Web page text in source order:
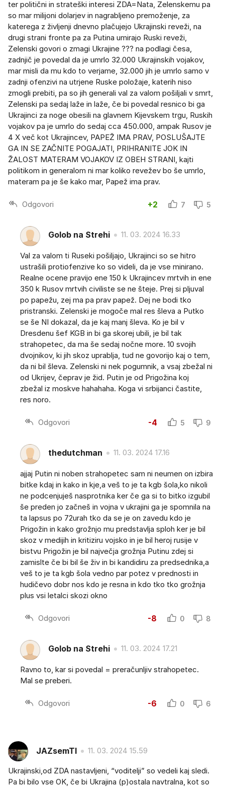
ter politični in strateški interesi ZDA=Nata, Zelenskemu pa
so mar milijoni dolarjev in nagrabljeno premoženje, za
katerega z življenji dnevno plačujejo Ukrajinski reveži, na
drugi strani fronte pa za Putina umirajo Ruski reveži,
Zelenski govori o zmagi Ukrajine ??? na podlagi česa,
zadnjič je povedal da je umrlo 32.000 Ukrajinskih vojakov,
mar misli da mu kdo to verjame, 32.000 jih je umrlo samo v
zadnji ofenzivi na utrjene Ruske položaje, katerih niso
zmogli prebiti, pa so jih generali val za valom pošiljali v smrt,
Zelenski pa sedaj laže in laže, če bi povedal resnico bi ga
Ukrajinci za noge obesili na glavnem Kijevskem trgu, Ruskih
vojakov pa je umrlo do sedaj cca 450.000, ampak Rusov je
4 X več kot Ukrajincev, PAPEŽ IMA PRAV, POSLUŠAJTE
GA IN SE ZAČNITE POGAJATI, PRIHRANITE JOK IN
ŽALOST MATERAM VOJAKOV IZ OBEH STRANI, kajti
politikom in generalom ni mar koliko revežev bo še umrlo,
materam pa je še kako mar, Papež ima prav.
Odgovori +2 7 5
Golob na Strehi 11. 03. 2024 16.33
Val za valom ti Ruseki pošiljajo, Ukrajinci so se hitro
ustrašili protiofenzive ko so videli, da je vse minirano.
Realne ocene pravijo ene 150 k Ukrajincev mrtvih in ene
350 k Rusov mrtvih civiliste se ne šteje. Prej si pljuval
po papežu, zej ma pa prav papež. Dej ne bodi tko
pristranski. Zelenski je mogoče mal res šleva a Putko
se še NI dokazal, da je kaj manj šleva. Ko je bil v
Dresdenu šef KGB in bi ga skorej ubili, je bil tak
strahopetec, da ma še sedaj nočne more. 10 svojih
dvojnikov, ki jih skoz uprablja, tud ne govorijo kaj o tem,
da ni bil šleva. Zelenski ni nek pogumnik, a vsaj zbežal ni
od Ukrijev, čeprav je žid. Putin je od Prigožina koj
zbežal iz moskve hahahaha. Koga vi srbijanci častite,
res noro.
Odgovori -4 5 9
thedutchman 11. 03. 2024 17.16
ajjaj Putin ni noben strahopetec sam ni neumen on izbira
bitke kdaj in kako in kje,a veš to je ta kgb šola,ko nikoli
ne podcenjuješ nasprotnika ker če ga si to bitko izgubil
še preden jo začneš in vojna v ukrajini ga je spomnila na
ta lapsus po 72urah tko da se je on zavedu kdo je
Prigožin in kako grožnjo mu predstavlja sploh ker je bil
skoz v medijih in kritiziru vojsko in je bil heroj rusije v
bistvu Prigožin je bil največja grožnja Putinu zdej si
zamislte če bi bil še živ in bi kandidiru za predsednika,a
veš to je ta kgb šola vedno par potez v prednosti in
hudičevo dobr nos kdo je resna in kdo tko tko grožnja
plus vsi letalci skozi okno
Odgovori -8 0 8
Golob na Strehi 11. 03. 2024 17.21
Ravno to, kar si povedal = preračunljiv strahopetec.
Mal se preberi.
Odgovori -6 0 6
JAZsemTI 11. 03. 2024 15.59
Ukrajinski,od ZDA nastavljeni, “voditelji” so vedeli kaj sledi.
Pa bi bilo vse OK, če bi Ukrajina (p)ostala navtralna, kot so